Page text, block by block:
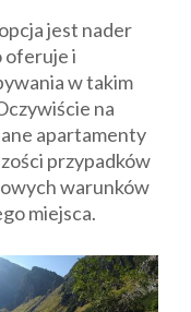
jest nader
oferuje i
w takim
na
apartamenty
przypadków
warunków
miejsca.